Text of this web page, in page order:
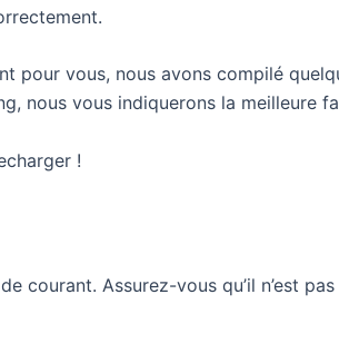
pour vous, nous avons compilé
nous vous indiquerons la meilleure
!
courant. Assurez-vous qu’il n’est